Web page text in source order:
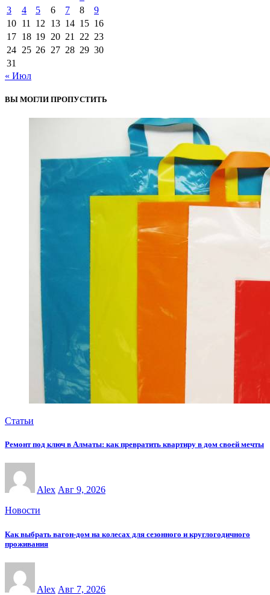
3
4 5 6 7 8
9
10 11 12 13 14 15 16
17 18 19 20 21 22 23
24 25 26 27 28 29 30
31
« Июл
ВЫ МОГЛИ ПРОПУСТИТЬ
Статьи
Ремонт под ключ в Алматы: как превратить квартиру в дом своей мечты
Alex Авг 9, 2026
Новости
Как выбрать вагон-дом на колесах для сезонного и круглогодичного
проживания
Alex Авг 7, 2026